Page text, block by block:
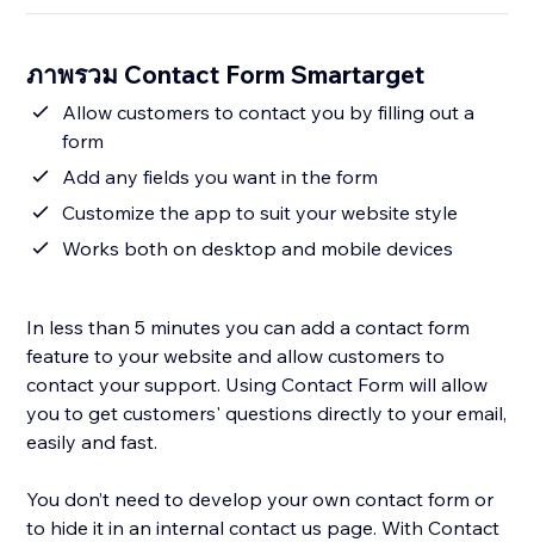
ภาพรวม Contact Form Smartarget
Allow customers to contact you by filling out a
form
Add any fields you want in the form
Customize the app to suit your website style
Works both on desktop and mobile devices
In less than 5 minutes you can add a contact form
feature to your website and allow customers to
contact your support. Using Contact Form will allow
you to get customers' questions directly to your email,
easily and fast.
You don’t need to develop your own contact form or
to hide it in an internal contact us page. With Contact